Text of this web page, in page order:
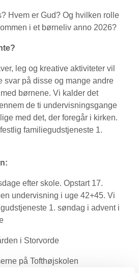
Hvem er Gud? Og hvilken rolle
i et børneliv anno 2026?
leg og kreative aktiviteter vil
svar på disse og mange andre
børnene. Vi kalder det
de ti undervisningsgange
med det, der foregår i kirken.
familiegudstjeneste 1.
efter skole. Opstart 17.
undervisning i uge 42+45. Vi
1. søndag i advent i
i Storvorde
på Tofthøjskolen